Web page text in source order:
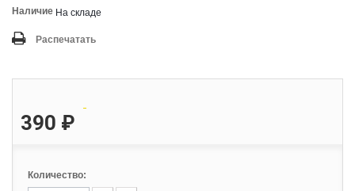
Наличие На складе
Распечатать
390 ₽
Количество: